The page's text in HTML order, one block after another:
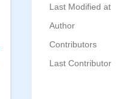
Last Modified at
Author
Contributors
Last Contributor